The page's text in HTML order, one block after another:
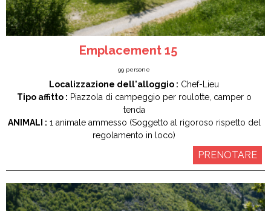
Emplacement 15
99 persone
Localizzazione dell'alloggio : Chef-Lieu
Tipo affitto : Piazzola di campeggio per roulotte, camper o
tenda
ANIMALI : 1 animale ammesso (Soggetto al rigoroso rispetto del
regolamento in loco)
PRENOTARE